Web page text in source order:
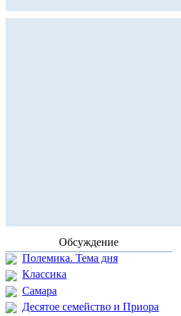
Обсуждение
Полемика. Тема дня
Классика
Самара
Десятое семейство и Приора